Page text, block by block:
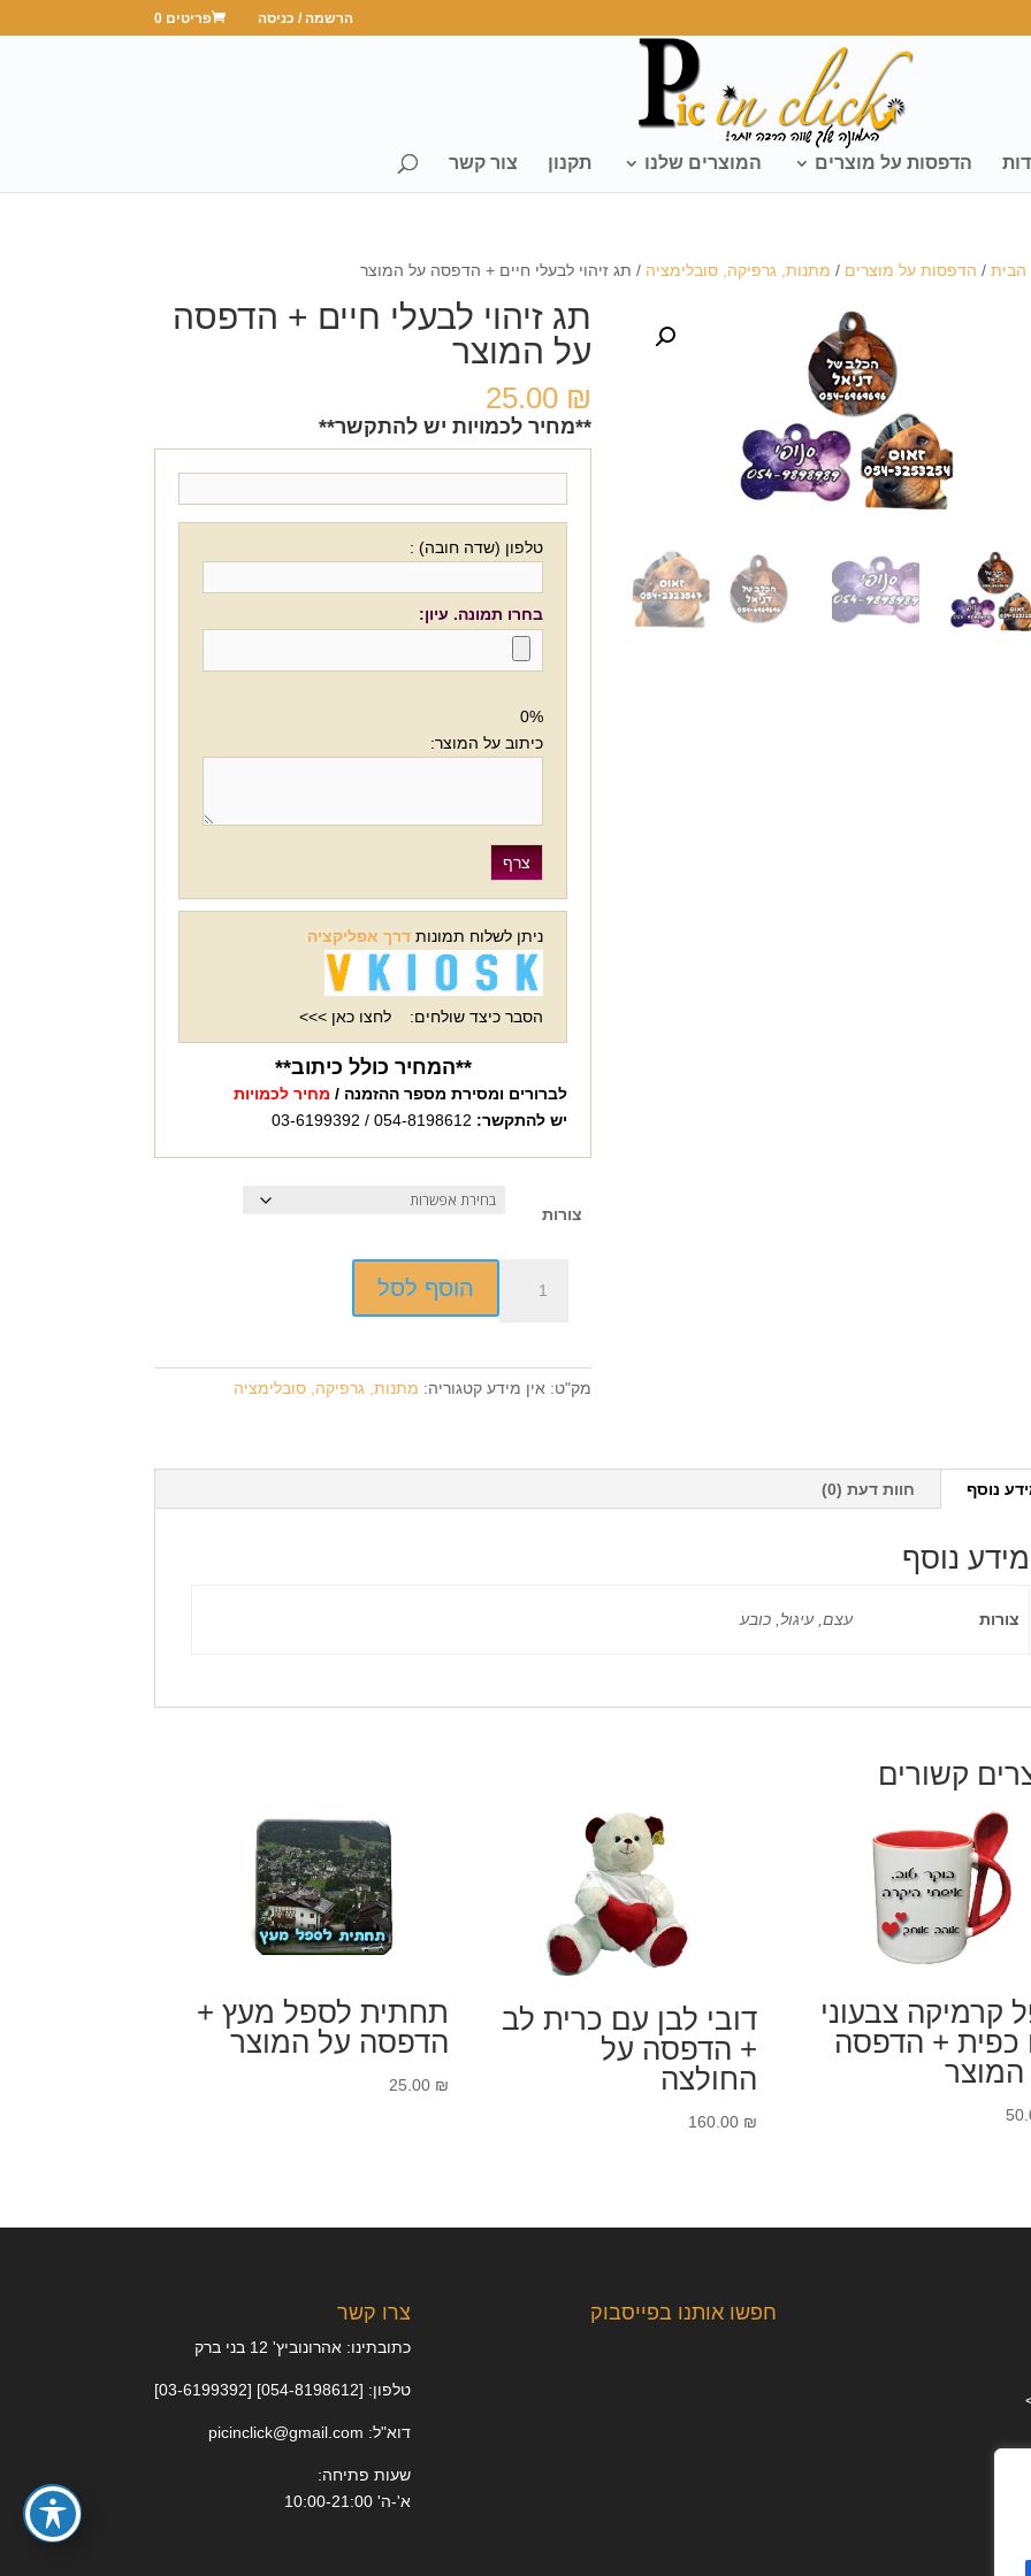
הרשמה / כניסה פריטים 0
הדפסות על מוצרים המוצרים שלנו תקנון צור קשר
הבית/ הדפסות על מוצרים / מתנות, גרפיקה, סובלימציה / תג זיהוי לבעלי חיים + הדפסה על המוצר
תג זיהוי לבעלי חיים + הדפסה
על המוצר
25.00 ₪
**מחיר לכמויות יש להתקשר**
טלפון (שדה חובה) :
בחרו תמונה. עיון:
0%
כיתוב על המוצר:
ניתן לשלוח תמונות דרך אפליקציה
הסבר כיצד שולחים: לחצו כאן >>>
**המחיר כולל כיתוב**
לברורים ומסירת מספר ההזמנה / מחיר לכמויות
יש להתקשר:
צורות
המוצר
הוסף לסל
מק"ט: אין מידע קטגוריה: מתנות, גרפיקה, סובלימציה
נוסף חוות דעת (0)
מידע נוסף
צורות עצם, עיגול, כובע
קשורים
קרמיקה צבעוני
כפית + הדפסה
דובי לבן עם כרית לב
+ הדפסה על
החולצה
160.00 ₪
תחתית לספל מעץ +
הדפסה על המוצר
25.00 ₪
צרו קשר
כתובתינו: אהרונוביץ' 12 בני ברק
טלפון: [054-8198612] [03-6199392]
דוא"ל: picinclick@gmail.com
שעות פתיחה:
א'-ה' 10:00-21:00
חפשו אותנו בפייסבוק